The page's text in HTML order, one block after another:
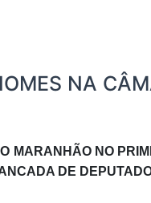
NA
MARANHÃO NO
DE